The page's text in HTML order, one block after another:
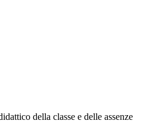
della classe e delle assenze